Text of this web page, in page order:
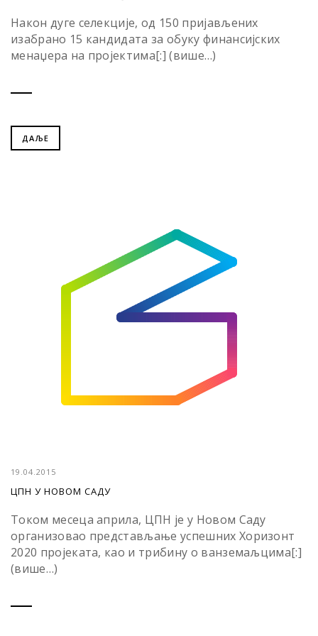
Након дуге селекције, од 150 пријављених
изабрано 15 кандидата за обуку финансијских
менаџера на пројектима[:] (више…)
ДАЉЕ
19.04.2015
ЦПН У НОВОМ САДУ
Током месеца априла, ЦПН је у Новом Саду
организовао представљање успешних Хоризонт
2020 пројеката, као и трибину о ванземаљцима[:]
(више…)